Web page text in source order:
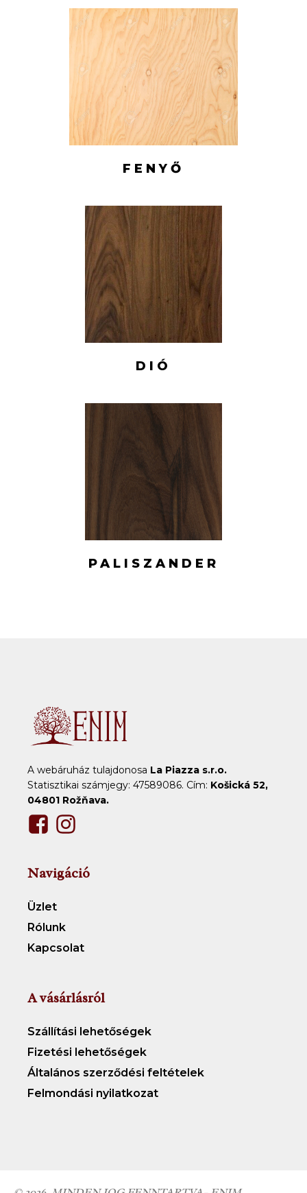
FENYŐ
DIÓ
PALISZANDER
A webáruház tulajdonosa La Piazza s.r.o.
Statisztikai számjegy: 47589086. Cím: Košická 52,
04801 Rožňava.
Navigáció
Üzlet
Rólunk
Kapcsolat
A vásárlásról
Szállítási lehetőségek
Fizetési lehetőségek
Általános szerződési feltételek
Felmondási nyilatkozat